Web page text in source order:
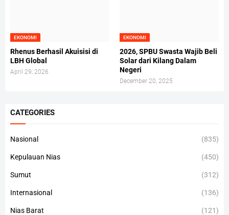
EKONOMI
Rhenus Berhasil Akuisisi di
LBH Global
April 29, 2026
EKONOMI
2026, SPBU Swasta Wajib Beli
Solar dari Kilang Dalam
Negeri
December 20, 2025
CATEGORIES
Nasional (835)
Kepulauan Nias (450)
Sumut (312)
Internasional (136)
Nias Barat (121)